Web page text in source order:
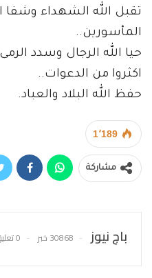
تقبل الله الشهداء
المأسورين..
حيا الله الرجال وسدد
اكثروا من الدعوات..
حفظ الله البلاد والعباد.
1٬189
مشاركة
باج نيوز 30868 خبر 0 تعليق